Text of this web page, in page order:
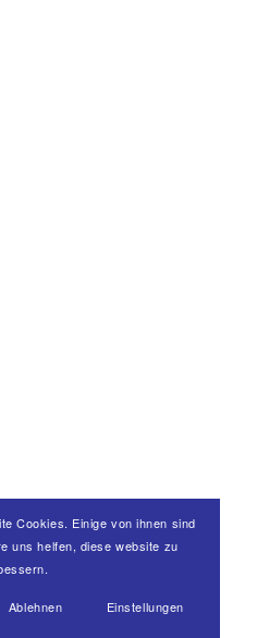
Cookies. Einige von ihnen sind
uns helfen, diese website zu
Ablehnen Einstellungen